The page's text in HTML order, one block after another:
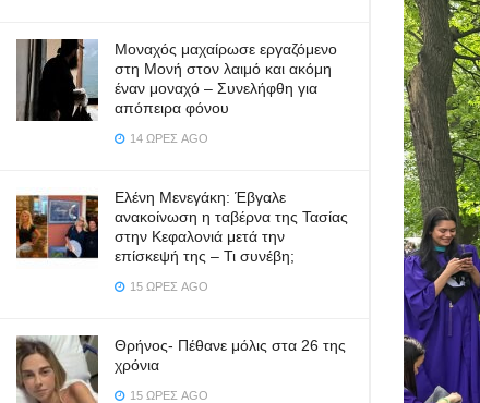
Μοναχός μαχαίρωσε εργαζόμενο
στη Μονή στον λαιμό και ακόμη
έναν μοναχό – Συνελήφθη για
απόπειρα φόνου
14 ΏΡΕΣ AGO
Ελένη Μενεγάκη: Έβγαλε
ανακοίνωση η ταβέρνα της Τασίας
στην Κεφαλονιά μετά την
επίσκεψή της – Τι συνέβη;
15 ΏΡΕΣ AGO
Θρήνος- Πέθανε μόλις στα 26 της
χρόνια
15 ΏΡΕΣ AGO